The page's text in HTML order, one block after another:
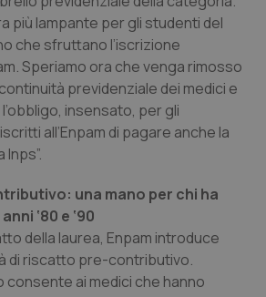
urogenitali
più lampante per gli studenti del
che sfruttano l’iscrizione
Speriamo ora che venga rimosso
previdenziale dei medici e
insensato, per gli
all’Enpam di pagare anche la
una mano per chi ha
‘80 e ‘90
della laurea, Enpam introduce
di riscatto pre-contributivo.
ai medici che hanno